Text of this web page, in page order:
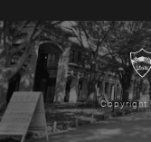
Copyright